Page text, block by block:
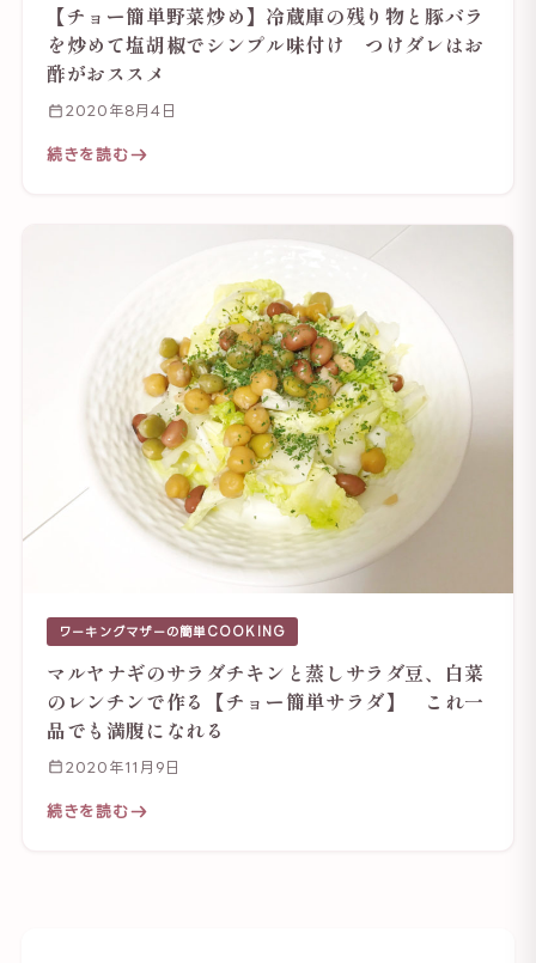
【チョー簡単野菜炒め】冷蔵庫の残り物と豚バラ
を炒めて塩胡椒でシンプル味付け つけダレはお
酢がおススメ
2020年8月4日
続きを読む
ワーキングマザーの簡単COOKING
マルヤナギのサラダチキンと蒸しサラダ豆、白菜
のレンチンで作る【チョー簡単サラダ】 これ一
品でも満腹になれる
2020年11月9日
続きを読む